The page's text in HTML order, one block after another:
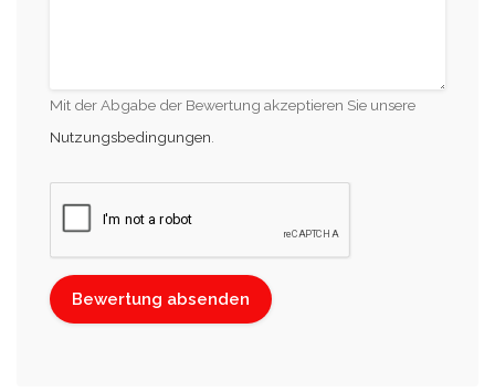
Mit der Abgabe der Bewertung akzeptieren Sie unsere
Nutzungsbedingungen